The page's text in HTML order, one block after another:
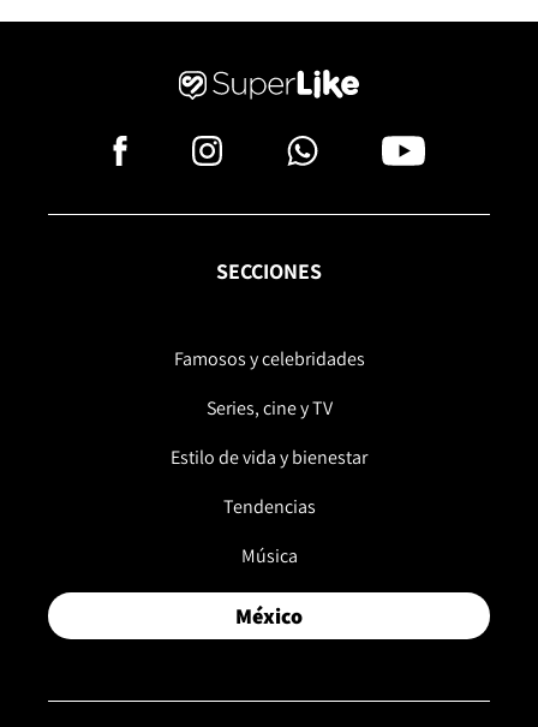
SECCIONES
Famosos y celebridades
Series, cine y TV
Estilo de vida y bienestar
Tendencias
Música
México